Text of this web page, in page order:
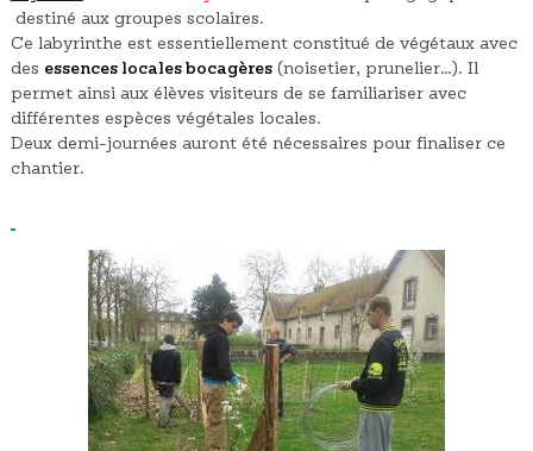
destiné aux groupes scolaires.
Ce labyrinthe est essentiellement constitué de végétaux avec
des essences locales bocagères(noisetier, prunelier…). Il
permet ainsi aux élèves visiteurs de se familiariser avec
différentes espèces végétales locales.
Deux demi-journées auront été nécessaires pour finaliser ce
chantier.